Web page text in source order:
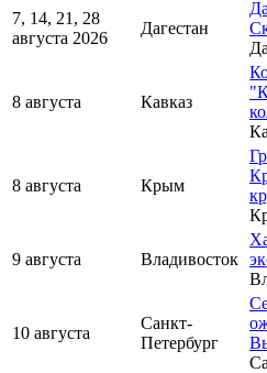
7, 14, 21, 28
августа 2026
Дагестан
8 августа Кавказ
8 августа Крым
9 августа Владивосток
10 августа
Санкт-
Петербург